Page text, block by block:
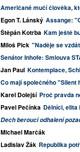
Američané mučí člověka,
Egon T. Lánský Assange:
Štěpán Kotrba Kam ještě
Miloš Pick "Naděje se
Senátor Inhofe: Smlouva
Jan Paul Kontemplace,
Co mají společného "Silent
Karel Dolejší Proč pravda
Pavel Pečínka Dělníci, elita
Dech beroucí odhalení
Michael Marčák
Ladislav Žák Republika